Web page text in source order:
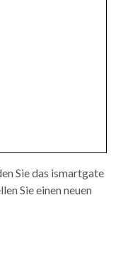
Sie das ismartgate
Sie einen neuen